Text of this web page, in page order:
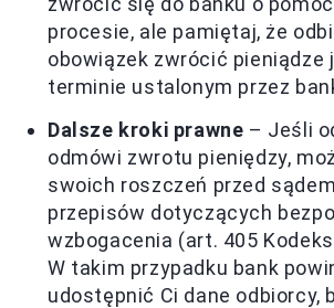
procesie, ale pamiętaj, że
obowiązek zwrócić pieniądze
terminie ustalonym przez
Dalsze kroki prawne – Jeśli
odmówi zwrotu pieniędzy,
swoich roszczeń przed
przepisów dotyczących
wzbogacenia (art. 405
W takim przypadku bank
udostępnić Ci dane odbiorcy,